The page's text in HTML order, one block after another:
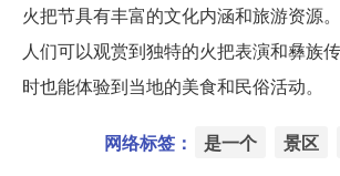
火把节具有丰富的文化内涵和旅游资源
人们可以观赏到独特的火把表演和彝族
时也能体验到当地的美食和民俗活动。
网络标签： 是一个 景区